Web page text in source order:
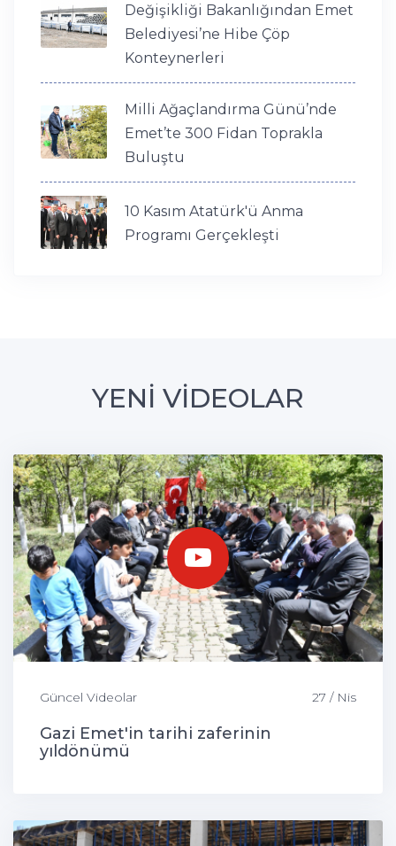
Değişikliği Bakanlığından Emet
Belediyesi’ne Hibe Çöp
Konteynerleri
Milli Ağaçlandırma Günü’nde
Emet’te 300 Fidan Toprakla
Buluştu
10 Kasım Atatürk'ü Anma
Programı Gerçekleşti
YENİ VİDEOLAR
Güncel Videolar 27 / Nis
Gazi Emet'in tarihi zaferinin
yıldönümü